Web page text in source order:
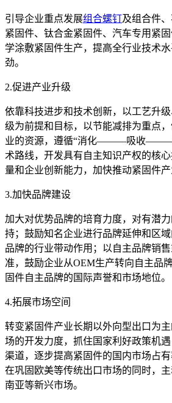
引导企业重点发展组合螺钉及组合件
紧固件、钛合金紧固件、汽车专用紧
学涂敷紧固件生产，提高全行业技术
劲。
2.促进产业升级
依靠科技进步和技术创新，以工艺升
级为前提和目标，以节能减排为重点
业的资源，遵循“消化———吸收
术路线，开发具有自主知识产权的核
量和企业创新能力，加快推动紧固件产
3.加快品牌建设
加大对优势品牌的培育力度，对有潜
持；鼓励知名企业进行品牌延伸和区
品牌的行业带动作用；以自主品牌销
准，鼓励企业从OEM生产转向自主品
固件自主品牌的国际声誉和市场地位。
4.拓展市场空间
转变紧固件产业长期以外向型出口为
场的开发力度，抓住国家利好政策机
渠道，逐步提高紧固件的国内市场占
在巩固欧美等传统出口市场的同时，
南亚等新兴市场。